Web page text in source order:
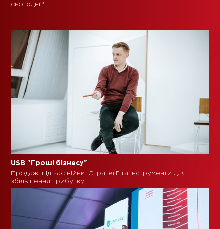
сьогодні?
USB "Гроші бізнесу"
Продажі під час війни. Стратегії та інструменти для
збільшення прибутку.